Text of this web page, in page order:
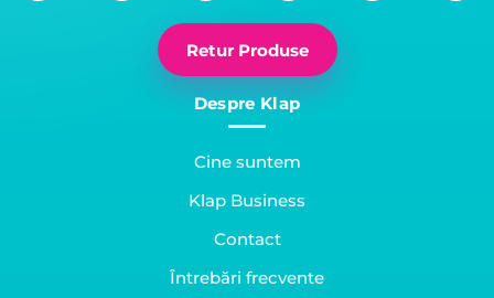
Retur Produse
Despre Klap
Cine suntem
Klap Business
Contact
Întrebări frecvente